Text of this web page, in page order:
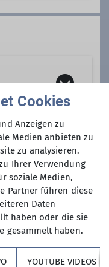
von
der
jeden
, aber auch an
freier Natur
Cookies
Anzeigen zu
Medien anbieten zu
zu analysieren.
Ihrer Verwendung
soziale Medien,
Partner führen diese
Daten
haben oder die sie
gesammelt haben.
YOUTUBE VIDEOS